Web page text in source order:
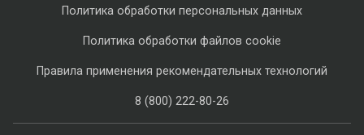
Политика обработки персональных данных
Политика обработки файлов cookie
Правила применения рекомендательных технологий
8 (800) 222-80-26